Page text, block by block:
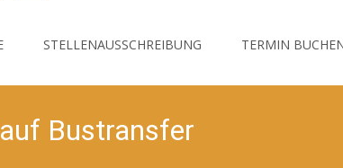
STELLENAUSSCHREIBUNG TERMIN
Bustransfer